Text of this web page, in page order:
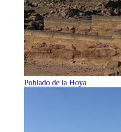
Poblado de la Hoya